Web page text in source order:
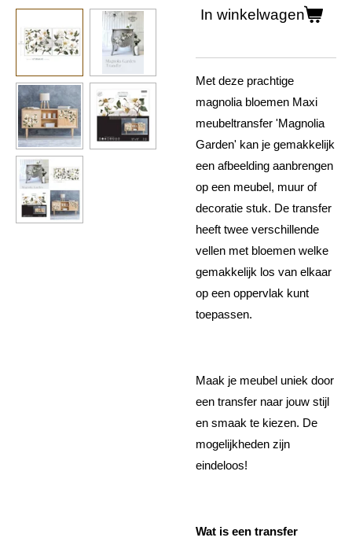
In winkelwagen
Met deze prachtige
magnolia bloemen Maxi
meubeltransfer 'Magnolia
Garden' kan je gemakkelijk
een afbeelding aanbrengen
op een meubel, muur of
decoratie stuk. De transfer
heeft twee verschillende
vellen met bloemen welke
gemakkelijk los van elkaar
op een oppervlak kunt
toepassen.
Maak je meubel uniek door
een transfer naar jouw stijl
en smaak te kiezen. De
mogelijkheden zijn
eindeloos!
Wat is een transfer